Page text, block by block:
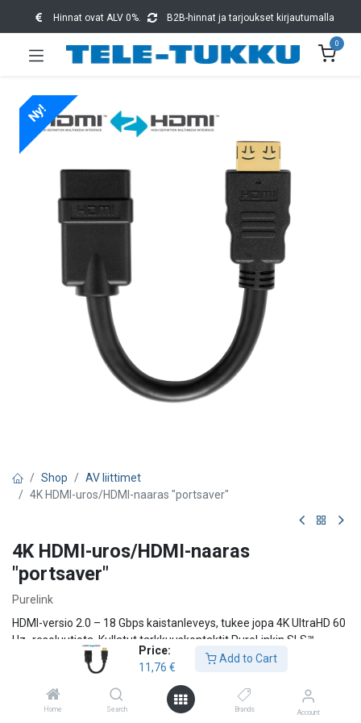
Price:
11,76 €
Add to Cart
Home Search Brands Account
Hinnat ovat ALV 0%. B2B-hinnat ja tarjoukset kirjautumalla
0
Ny!
Shop
AV liittimet
4K HDMI-uros/HDMI-naaras "portsaver"
4K HDMI-uros/HDMI-naaras
"portsaver"
Purelink
HDMI-versio 2.0 – 18 Gbps kaistanleveys, tukee jopa 4K UltraHD 60
Hz -resoluutiota. Kullatut tarkkuuskontaktit PureLinkin SLS™-
lukitusjärjestelmällä (Secure-Lock-System™). HDMI-A uros →
HDMI-A naaras, 10 cm kaapeli.
11,76€